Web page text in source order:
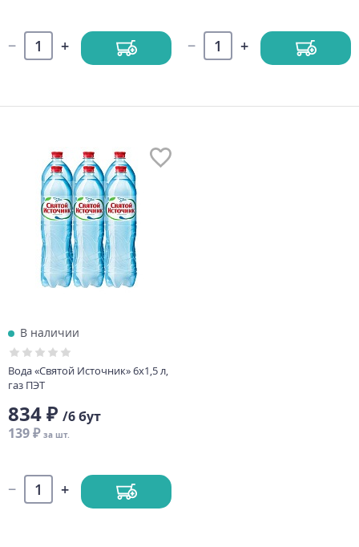
В наличии
Вода «Святой Источник» 6х1,5 л,
газ ПЭТ
834 ₽ /6 бут
139 ₽ за шт.